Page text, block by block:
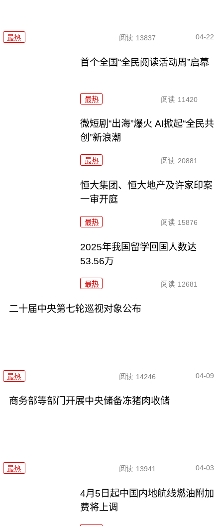
最热 阅读 13837 04-22
首个全国“全民阅读活动周”启幕
最热 阅读 11420
微短剧“出海”爆火 AI掀起“全民共
创”新浪潮
最热 阅读 20881
恒大集团、恒大地产及许家印案
一审开庭
最热 阅读 15876
2025年我国留学回国人数达
53.56万
最热 阅读 12681
二十届中央第七轮巡视对象公布
最热 阅读 14246 04-09
商务部等部门开展中央储备冻猪肉收储
最热 阅读 13941 04-03
4月5日起中国内地航线燃油附加
费将上调